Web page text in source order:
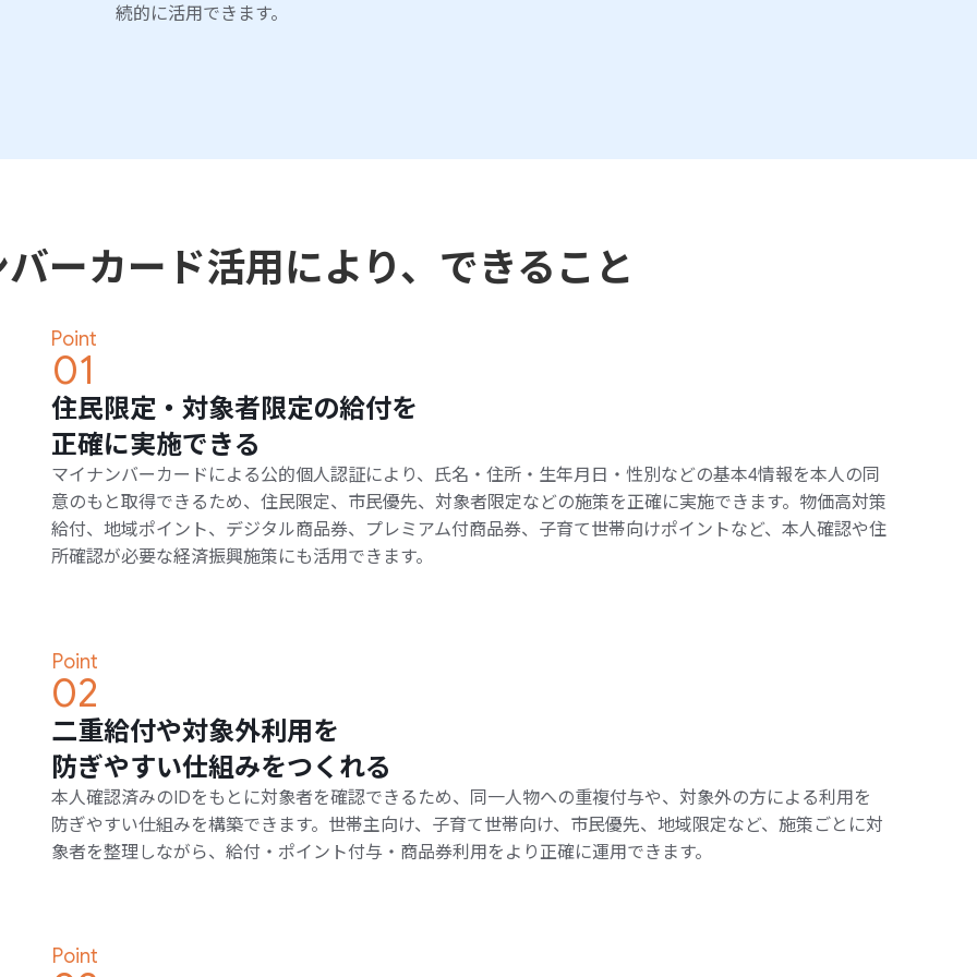
続的に活用できます。
ーカード活用により、できること
Point
01
住民限定・対象者限定の給付を
正確に実施できる
マイナンバーカードによる公的個人認証により、氏名・住所・生年月日・性別などの基本4情報を本人の同
意のもと取得できるため、住民限定、市民優先、対象者限定などの施策を正確に実施できます。物価高対策
給付、地域ポイント、デジタル商品券、プレミアム付商品券、子育て世帯向けポイントなど、本人確認や住
所確認が必要な経済振興施策にも活用できます。
Point
02
二重給付や対象外利用を
防ぎやすい仕組みをつくれる
本人確認済みのIDをもとに対象者を確認できるため、同一人物への重複付与や、対象外の方による利用を
防ぎやすい仕組みを構築できます。世帯主向け、子育て世帯向け、市民優先、地域限定など、施策ごとに対
象者を整理しながら、給付・ポイント付与・商品券利用をより正確に運用できます。
Point